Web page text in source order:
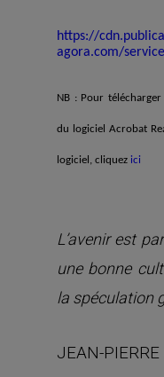
https://
agora.com/
NB : Pour
du logiciel Acrobat
logiciel, cliquez ici
L’avenir est
une bonne
la spéculation
JEAN-